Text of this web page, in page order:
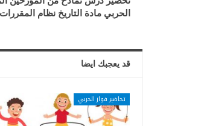
الحربي مادة التاريخ نظام
قد يعجبك ايضا
تحاضير فواز الحربي